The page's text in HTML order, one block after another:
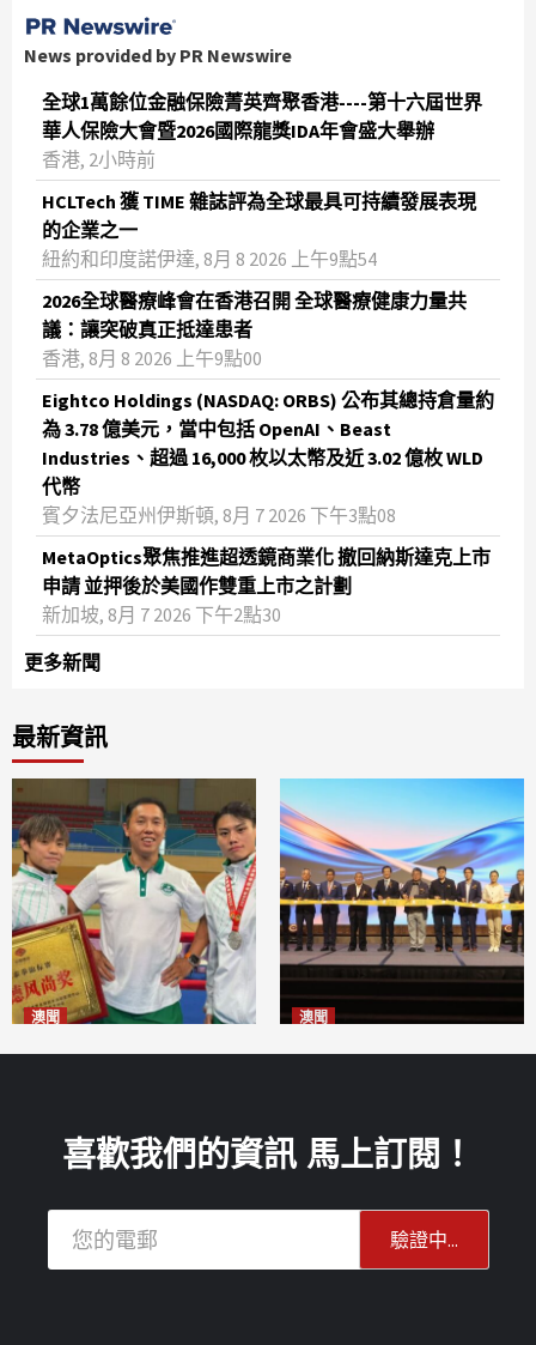
News provided by PR Newswire
全球1萬餘位金融保險菁英齊聚香港----第十六屆世界
華人保險大會暨2026國際龍獎IDA年會盛大舉辦
香港, 2小時前
HCLTech 獲 TIME 雜誌評為全球最具可持續發展表現
的企業之一
紐約和印度諾伊達, 8月 8 2026 上午9點54
2026全球醫療峰會在香港召開 全球醫療健康力量共
議：讓突破真正抵達患者
香港, 8月 8 2026 上午9點00
Eightco Holdings (NASDAQ: ORBS) 公布其總持倉量約
為 3.78 億美元，當中包括 OpenAI、Beast
Industries、超過 16,000 枚以太幣及近 3.02 億枚 WLD
代幣
賓夕法尼亞州伊斯頓, 8月 7 2026 下午3點08
MetaOptics聚焦推進超透鏡商業化 撤回納斯達克上市
申請 並押後於美國作雙重上市之計劃
新加坡, 8月 7 2026 下午2點30
更多新聞
最新資訊
澳聞 澳聞
喜歡我們的資訊 馬上訂閱！